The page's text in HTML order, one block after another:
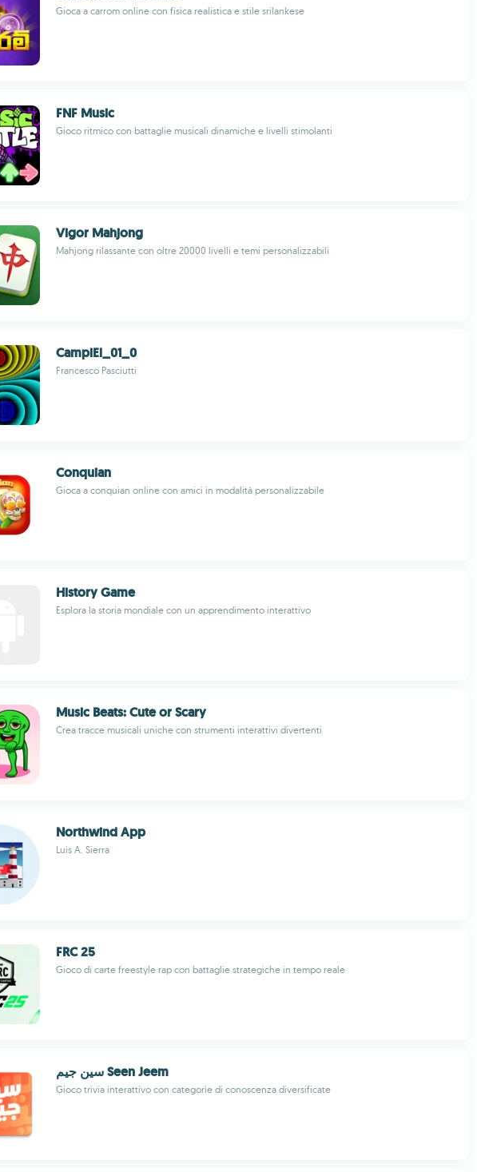
Gioca a carrom online con fisica realistica e stile srilankese
FNF Music
Gioco ritmico con battaglie musicali dinamiche e livelli stimolanti
Vigor Mahjong
Mahjong rilassante con oltre 20000 livelli e temi personalizzabili
CampiEl_01_0
Francesco Pasciutti
Conquian
Gioca a conquian online con amici in modalità personalizzabile
History Game
Esplora la storia mondiale con un apprendimento interattivo
Music Beats: Cute or Scary
Crea tracce musicali uniche con strumenti interattivi divertenti
Northwind App
Luis A. Sierra
FRC 25
Gioco di carte freestyle rap con battaglie strategiche in tempo reale
سين جيم Seen Jeem
Gioco trivia interattivo con categorie di conoscenza diversificate